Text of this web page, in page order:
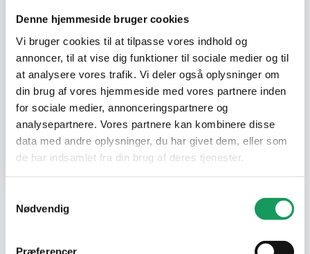
Denne hjemmeside bruger cookies
Vi bruger cookies til at tilpasse vores indhold og
annoncer, til at vise dig funktioner til sociale medier og til
at analysere vores trafik. Vi deler også oplysninger om
din brug af vores hjemmeside med vores partnere inden
for sociale medier, annonceringspartnere og
analysepartnere. Vores partnere kan kombinere disse
data med andre oplysninger, du har givet dem, eller som
de har indsamlet fra din brug af deres tjenester.
Nødvendig
Præferencer
Service Kits til
Hisun ATV & UTV